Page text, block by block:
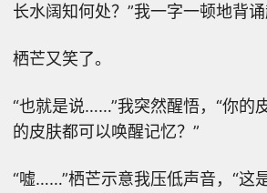
长水阔知何处？”我一字一顿地背诵
栖芒又笑了。
“也就是说……”我突然醒悟，“你的
的皮肤都可以唤醒记忆？”
“嘘……”栖芒示意我压低声音，“这